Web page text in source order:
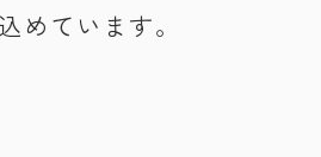
めています。